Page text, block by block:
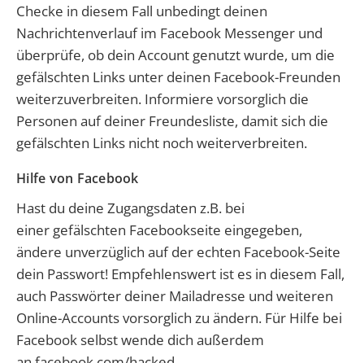
Checke in diesem Fall unbedingt deinen
Nachrichtenverlauf im Facebook Messenger und
überprüfe, ob dein Account genutzt wurde, um die
gefälschten Links unter deinen Facebook-Freunden
weiterzuverbreiten. Informiere vorsorglich die
Personen auf deiner Freundesliste, damit sich die
gefälschten Links nicht noch weiterverbreiten.
Hilfe von Facebook
Hast du deine Zugangsdaten z.B. bei
einer gefälschten Facebookseite eingegeben,
ändere unverzüglich auf der echten Facebook-Seite
dein Passwort! Empfehlenswert ist es in diesem Fall,
auch Passwörter deiner Mailadresse und weiteren
Online-Accounts vorsorglich zu ändern. Für Hilfe bei
Facebook selbst wende dich außerdem